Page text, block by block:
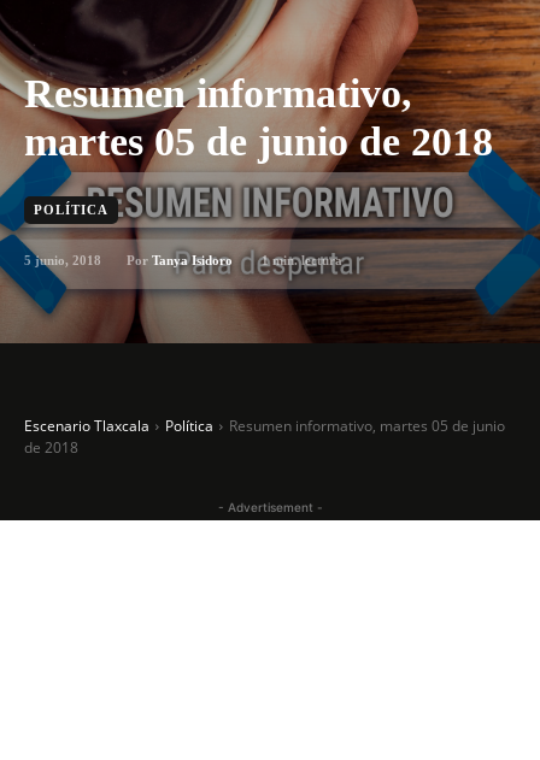
Resumen informativo,
martes 05 de junio de 2018
POLÍTICA
5 junio, 2018 Por Tanya Isidoro 1min. lectura
Escenario Tlaxcala Política
Resumen informativo, martes 05 de junio
de 2018
- Advertisement -